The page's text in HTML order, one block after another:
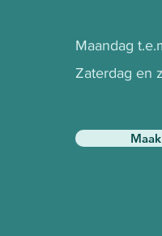
Maandag
Zaterdag en